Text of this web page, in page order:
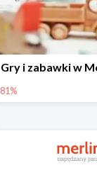
Gry i zabawki w
81%